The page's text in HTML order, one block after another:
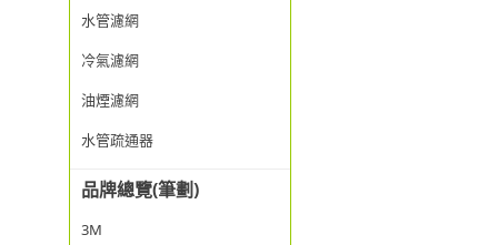
水管濾網
冷氣濾網
油煙濾網
水管疏通器
品牌總覽(筆劃)
3M